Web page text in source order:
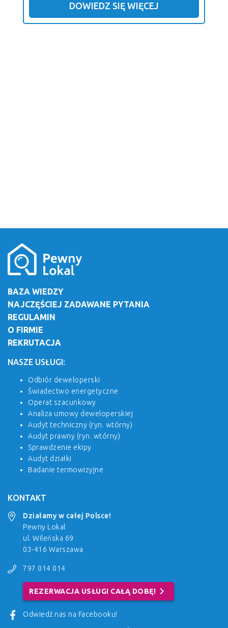
DOWIEDZ SIĘ WIĘCEJ
BAZA WIEDZY
NAJCZĘŚCIEJ ZADAWANE PYTANIA
REGULAMIN
O FIRMIE
REKRUTACJA
NASZE USŁUGI:
Odbiór deweloperski
Świadectwo energetyczne
Operat szacunkowy
Analiza umowy deweloperskiej
Audyt techniczny (ryn. wtórny)
Audyt prawny (ryn. wtórny)
Sprawdzenie ekipy
Audyt działki
Badanie termowizyjne
KONTAKT
Działamy w całej Polsce!
Pewny Lokal
ul. Wileńska 69
03-416 Warszawa
797 014 014
REZERWACJA USŁUGI CAŁĄ DOBĘ! chevron_right
Odwiedź nas na Facebooku!